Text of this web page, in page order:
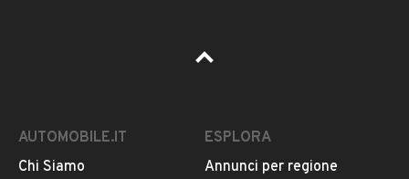
AUTOMOBILE.IT
Chi Siamo
ESPLORA
Annunci per regione